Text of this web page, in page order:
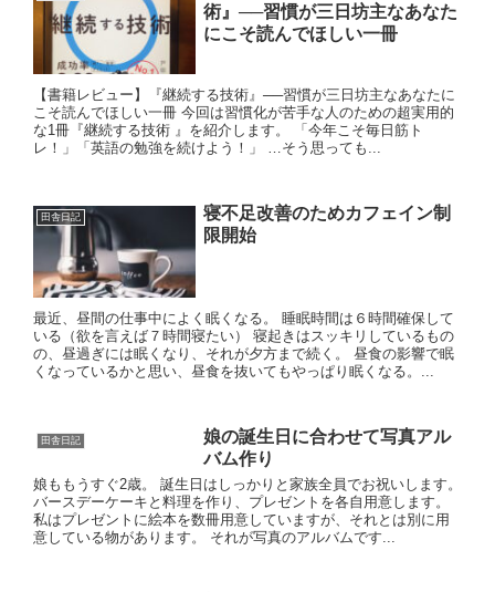
術』──習慣が三日坊主なあなた
にこそ読んでほしい一冊
【書籍レビュー】『継続する技術』──習慣が三日坊主なあなたに
こそ読んでほしい一冊 今回は習慣化が苦手な人のための超実用的
な1冊『継続する技術 』を紹介します。 「今年こそ毎日筋ト
レ！」「英語の勉強を続けよう！」 …そう思っても...
田舎日記
寝不足改善のためカフェイン制
限開始
最近、昼間の仕事中によく眠くなる。 睡眠時間は６時間確保して
いる（欲を言えば７時間寝たい） 寝起きはスッキリしているもの
の、昼過ぎには眠くなり、それが夕方まで続く。 昼食の影響で眠
くなっているかと思い、昼食を抜いてもやっぱり眠くなる。...
田舎日記
娘の誕生日に合わせて写真アル
バム作り
娘ももうすぐ2歳。 誕生日はしっかりと家族全員でお祝いします。
バースデーケーキと料理を作り、プレゼントを各自用意します。
私はプレゼントに絵本を数冊用意していますが、それとは別に用
意している物があります。 それが写真のアルバムです...